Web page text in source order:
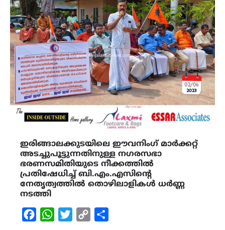
ഇരിങ്ങാലക്കുടയിലെ ഈവനിംഗ് മാർക്കറ്റ്
അടച്ചുപൂട്ടുന്നതിനുള്ള നഗരസഭാ
ഭരണസമിതിയുടെ നീക്കത്തിൽ
പ്രതിഷേധിച്ച് ബി.എം.എസിന്‍റെ
നേതൃത്വത്തില്‍ തൊഴിലാളികൾ ധർണ്ണ
നടത്തി
FacebookWhatsAppTwitterCopy